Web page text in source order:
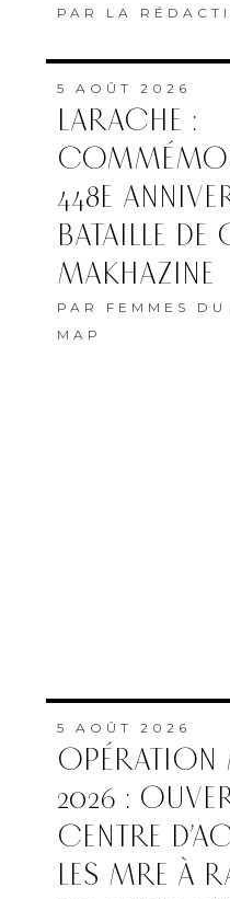
PAR LA
5 AOÛT 2026
LARACHE :
448E
BATAILLE DE
MAKHAZINE
PAR FEMMES
MAP
5 AOÛT 2026
OPÉRATION
2026 :
CENTRE
LES MRE À